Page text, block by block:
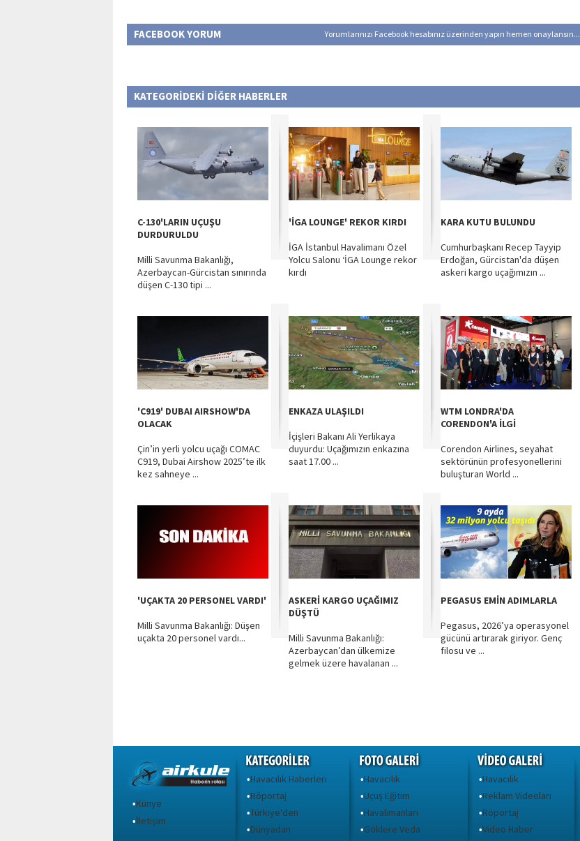
FACEBOOK YORUM Yorumlarınızı Facebook hesabınız üzerinden yapın hemen onaylansın...
KATEGORİDEKİ DİĞER HABERLER
C-130'LARIN UÇUŞU
DURDURULDU
Milli Savunma Bakanlığı,
Azerbaycan-Gürcistan sınırında
düşen C-130 tipi ...
'İGA LOUNGE' REKOR KIRDI
İGA İstanbul Havalimanı Özel
Yolcu Salonu ‘İGA Lounge rekor
kırdı
KARA KUTU BULUNDU
Cumhurbaşkanı Recep Tayyip
Erdoğan, Gürcistan'da düşen
askeri kargo uçağımızın ...
'C919' DUBAI AIRSHOW'DA
OLACAK
Çin’in yerli yolcu uçağı COMAC
C919, Dubai Airshow 2025’te ilk
kez sahneye ...
ENKAZA ULAŞILDI
İçişleri Bakanı Ali Yerlikaya
duyurdu: Uçağımızın enkazına
saat 17.00 ...
WTM LONDRA'DA
CORENDON'A İLGİ
Corendon Airlines, seyahat
sektörünün profesyonellerini
buluşturan World ...
'UÇAKTA 20 PERSONEL VARDI'
Milli Savunma Bakanlığı: Düşen
uçakta 20 personel vardı...
ASKERİ KARGO UÇAĞIMIZ
DÜŞTÜ
Milli Savunma Bakanlığı:
Azerbaycan’dan ülkemize
gelmek üzere havalanan ...
PEGASUS EMİN ADIMLARLA
Pegasus, 2026’ya operasyonel
gücünü artırarak giriyor. Genç
filosu ve ...
•Künye
•İletişim
•Havacılık Haberleri
•Röportaj
•Türkiye'den
•Dünyadan
•Havacılık
•Uçuş Eğitim
•Havalimanları
•Göklere Veda
•Havacılık
•Reklam Videoları
•Röportaj
•Video Haber